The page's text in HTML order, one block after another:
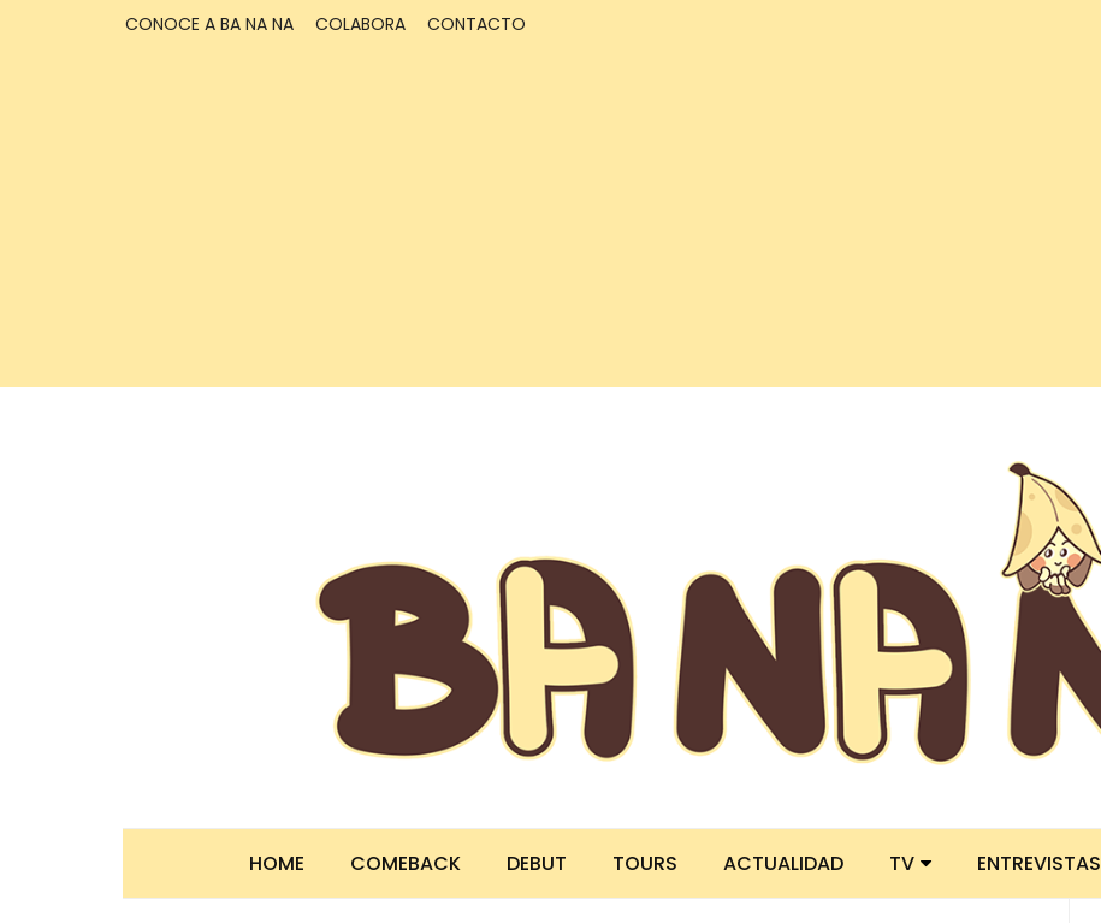
CONOCE A BA NA NA COLABORA CONTACTO
HOME COMEBACK DEBUT TOURS ACTUALIDAD TV ENTREVISTAS